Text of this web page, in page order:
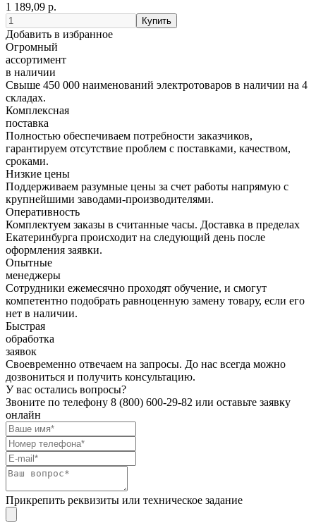
1 189,09 р.
Добавить в избранное
Огромный
ассортимент
в наличии
Свыше 450 000 наименований электротоваров в наличии на 4
складах.
Комплексная
поставка
Полностью обеспечиваем потребности заказчиков,
гарантируем отсутствие проблем с поставками, качеством,
сроками.
Низкие цены
Поддерживаем разумные цены за счет работы напрямую с
крупнейшими заводами-производителями.
Оперативность
Комплектуем заказы в считанные часы. Доставка в пределах
Екатеринбурга происходит на следующий день после
оформления заявки.
Опытные
менеджеры
Сотрудники ежемесячно проходят обучение, и смогут
компетентно подобрать равноценную замену товару, если его
нет в наличии.
Быстрая
обработка
заявок
Своевременно отвечаем на запросы. До нас всегда можно
дозвониться и получить консультацию.
У вас остались вопросы?
Звоните по телефону 8 (800) 600-29-82 или оставьте заявку
онлайн
Прикрепить реквизиты или техническое задание